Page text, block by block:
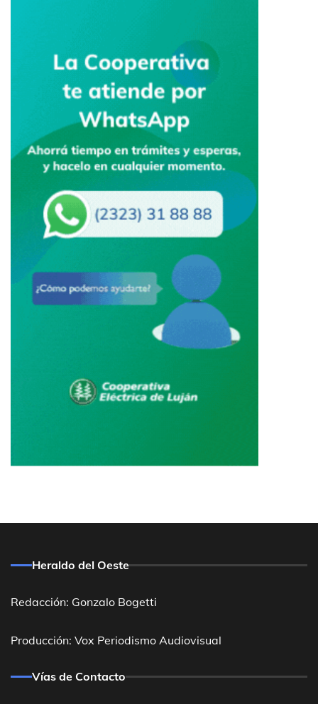
Heraldo del Oeste
Redacción: Gonzalo Bogetti
Producción: Vox Periodismo Audiovisual
Vías de Contacto